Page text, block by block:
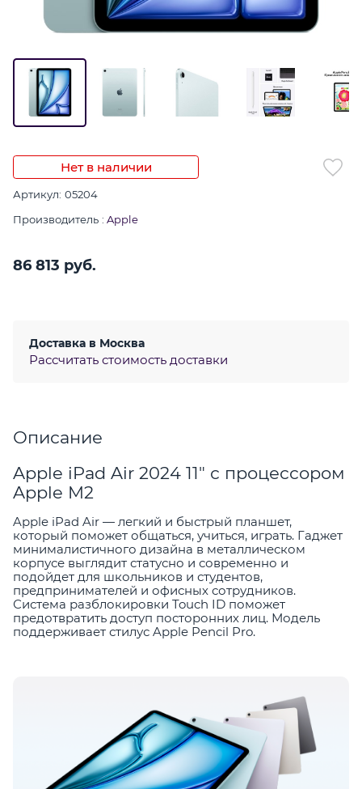
Нет в наличии
Артикул: 05204
Производитель : Apple
86 813 руб.
Доставка в Москва
Рассчитать стоимость доставки
Описание
Apple iPad Air 2024 11" с процессором
Apple M2
Apple iPad Air — легкий и быстрый планшет,
который поможет общаться, учиться, играть. Гаджет
минималистичного дизайна в металлическом
корпусе выглядит статусно и современно и
подойдет для школьников и студентов,
предпринимателей и офисных сотрудников.
Система разблокировки Touch ID поможет
предотвратить доступ посторонних лиц. Модель
поддерживает стилус Apple Pencil Pro.